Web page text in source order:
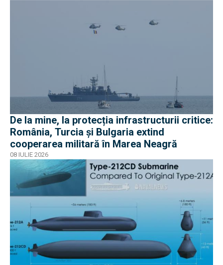
De la mine, la protecția infrastructurii critice:
România, Turcia și Bulgaria extind
cooperarea militară în Marea Neagră
08 IULIE 2026